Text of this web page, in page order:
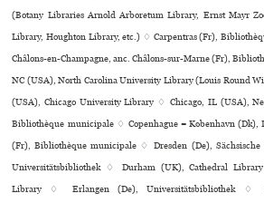
(Botany Libraries Arnold Arboretum Library, Ernst Mayr
Library, Houghton Library, etc.) ♢ Carpentras (Fr),
Châlons-en-Champagne, anc. Châlons-sur-Marne (Fr),
NC (USA), North Carolina University Library (Louis Round
(USA), Chicago University Library ♢ Chicago, IL (USA),
Bibliothèque muni­ci­pale ♢ Copenhague = København
(Fr), Bibliothèque muni­ci­pale ♢ Dresden (De), Sächsische
Universitätsbibliothek ♢ Durham (UK), Cathedral
Library ♢ Erlangen (De), Universitätsbibliothek ♢